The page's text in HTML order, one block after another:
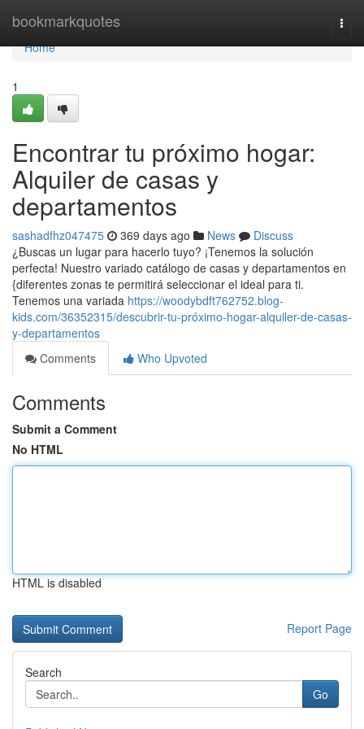
bookmarkquotes
Home
Home
1
Encontrar tu próximo hogar:
Alquiler de casas y
departamentos
sashadfhz047475 369 days ago News
Discuss
¿Buscas un lugar para hacerlo tuyo? ¡Tenemos la solución
perfecta! Nuestro variado catálogo de casas y departamentos en
{diferentes zonas te permitirá seleccionar el ideal para ti.
Tenemos una variada https://woodybdft762752.blog-
kids.com/36352315/descubrir-tu-próximo-hogar-alquiler-de-casas-
y-departamentos
Comments
Who Upvoted
Comments
Submit a Comment
No HTML
HTML is disabled
Report Page
Search
Go